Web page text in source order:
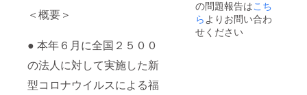
＜概要＞
● 本年６月に全国２５００
の法人に対して実施した新
型コロナウイルスによる福
予定
社会福
祉法人
クピ
ド・
オー
ダーメ
イドの
車いす
の問題報告はこち
ら よりお問い合わ
せください